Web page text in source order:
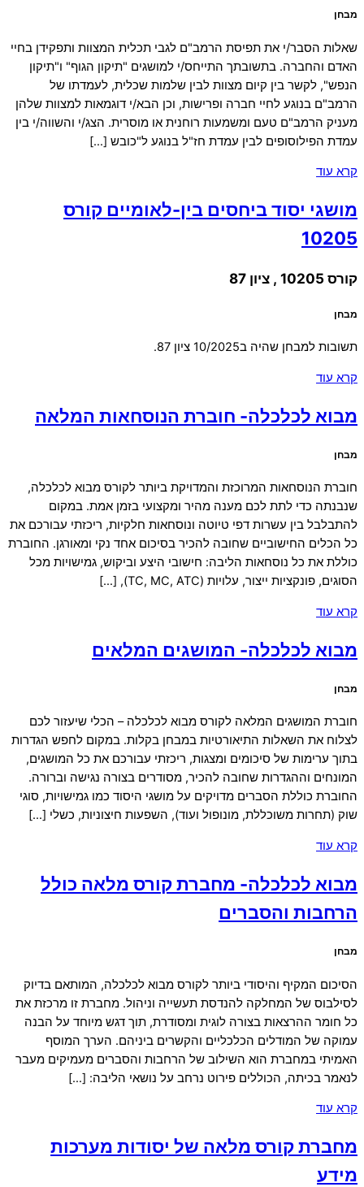
מבחן
שאלות הסבר/י את תפיסת הרמב"ם לגבי תכלית המצוות ותפקידן בחיי
האדם והחברה. בתשובתך התייחס/י למושגים "תיקון הגוף" ו"תיקון
הנפש", לקשר בין קיום מצוות לבין שלמות שכלית, לעמדתו של
הרמב"ם בנוגע לחיי חברה ופרישות, וכן הבא/י דוגמאות למצוות שלהן
מעניק הרמב"ם טעם ומשמעות רוחנית או מוסרית. הצג/י והשווה/י בין
עמדת הפילוסופים לבין עמדת חז"ל בנוגע ל"כובש […]
קרא עוד
מושגי יסוד ביחסים בין-לאומיים קורס
10205
קורס 10205 , ציון 87
מבחן
תשובות למבחן שהיה ב10/2025 ציון 87.
קרא עוד
מבוא לכלכלה- חוברת הנוסחאות המלאה
מבחן
חוברת הנוסחאות המרוכזת והמדויקת ביותר לקורס מבוא לכלכלה,
שנבנתה כדי לתת לכם מענה מהיר ומקצועי בזמן אמת. במקום
להתבלבל בין עשרות דפי טיוטה ונוסחאות חלקיות, ריכזתי עבורכם את
כל הכלים החישוביים שחובה להכיר בסיכום אחד נקי ומאורגן. החוברת
כוללת את כל נוסחאות הליבה: חישובי היצע וביקוש, גמישויות מכל
הסוגים, פונקציות ייצור, עלויות (TC, MC, ATC), […]
קרא עוד
מבוא לכלכלה- המושגים המלאים
מבחן
חוברת המושגים המלאה לקורס מבוא לכלכלה – הכלי שיעזור לכם
לצלוח את השאלות התיאורטיות במבחן בקלות. במקום לחפש הגדרות
בתוך ערימות של סיכומים ומצגות, ריכזתי עבורכם את כל המושגים,
המונחים וההגדרות שחובה להכיר, מסודרים בצורה נגישה וברורה.
החוברת כוללת הסברים מדויקים על מושגי היסוד כמו גמישויות, סוגי
שוק (תחרות משוכללת, מונופול ועוד), השפעות חיצוניות, כשלי […]
קרא עוד
מבוא לכלכלה- מחברת קורס מלאה כולל
הרחבות והסברים
מבחן
הסיכום המקיף והיסודי ביותר לקורס מבוא לכלכלה, המותאם בדיוק
לסילבוס של המחלקה להנדסת תעשייה וניהול. מחברת זו מרכזת את
כל חומר ההרצאות בצורה לוגית ומסודרת, תוך דגש מיוחד על הבנה
עמוקה של המודלים הכלכליים והקשרים ביניהם. הערך המוסף
האמיתי במחברת הוא השילוב של הרחבות והסברים מעמיקים מעבר
לנאמר בכיתה, הכוללים פירוט נרחב על נושאי הליבה: […]
קרא עוד
מחברת קורס מלאה של יסודות מערכות
מידע